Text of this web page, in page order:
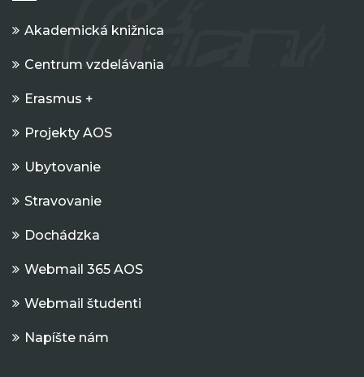
Akademická knižnica
Centrum vzdelávania
Erasmus +
Projekty AOS
Ubytovanie
Stravovanie
Dochádzka
Webmail 365 AOS
Webmail študenti
Napíšte nám